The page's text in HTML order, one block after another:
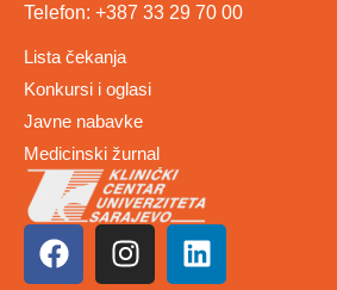
Telefon: +387 33 29 70 00
Lista čekanja
Konkursi i oglasi
Javne nabavke
Medicinski žurnal